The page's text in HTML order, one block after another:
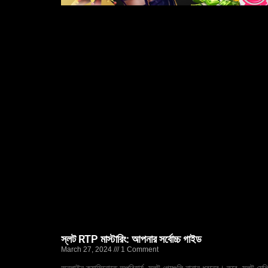
স্লট RTP মাস্টারিং: আপনার সর্বোচ্চ গাইড
March 27, 2024 1 Comment